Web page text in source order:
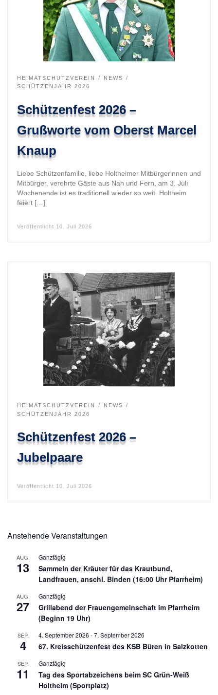
HEIMATSCHUTZVEREIN
NEWS
SCHÜTZENJAHR 2026
Schützenfest 2026 –
Grußworte vom Oberst Marcel
Knaup
Liebe Schützenfamilie, liebe Holtheimer Mitbürgerinnen und
Mitbürger, verehrte Gäste aus Nah und Fern, am 3. Juli
Wochenende ist es traditionell wieder so weit. Holtheim
feiert […]
Veröffentlicht 10. Juli 2026
HEIMATSCHUTZVEREIN
NEWS
SCHÜTZENJAHR 2026
Schützenfest 2026 –
Jubelpaare
Veröffentlicht 10. Juli 2026
Anstehende Veranstaltungen
AUG.
13
Ganztägig
Sammeln der Kräuter für das Krautbund,
Landfrauen, anschl. Binden (16:00 Uhr Pfarrheim)
AUG.
27
Ganztägig
Grillabend der Frauengemeinschaft im Pfarrheim
(Beginn 19 Uhr)
SEP.
4
4. September 2026 -7. September 2026
67. Kreisschützenfest des KSB Büren in Salzkotten
SEP.
11
Ganztägig
Tag des Sportabzeichens beim SC Grün-Weiß
Holtheim (Sportplatz)